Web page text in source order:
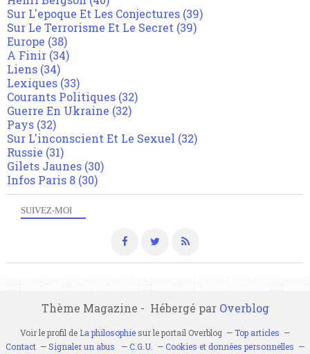
SUIVEZ-MOI
Sur L'epoque Et Les Conjectures (39)
Sur Le Terrorisme Et Le Secret (39)
Europe (38)
A Finir (34)
Liens (34)
Lexiques (33)
Courants Politiques (32)
Guerre En Ukraine (32)
Pays (32)
Sur L'inconscient Et Le Sexuel (32)
Russie (31)
Gilets Jaunes (30)
Infos Paris 8 (30)
Thème Magazine - Hébergé par Overblog
Voir le profil de La philosophiesur le portail Overblog
Top articles
Contact
Signaler un abus C.G.U. Cookies et données personnelles